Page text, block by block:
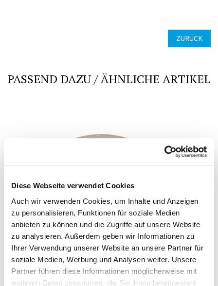
Diese Webseite verwendet Cookies
Auch wir verwenden Cookies, um Inhalte und Anzeigen
zu personalisieren, Funktionen für soziale Medien
anbieten zu können und die Zugriffe auf unsere Website
zu analysieren. Außerdem geben wir Informationen zu
Ihrer Verwendung unserer Website an unsere Partner für
soziale Medien, Werbung und Analysen weiter. Unsere
Partner führen diese Informationen möglicherweise mit
weiteren Daten zusammen, die Sie ihnen bereitgestellt
ZURÜCK
PASSEND DAZU / ÄHNLICHE ARTIKEL